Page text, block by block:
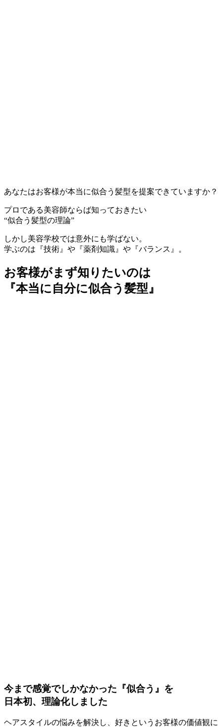
あなたはお客様が本当に似合う髪型を提案できていますか？
プロである美容師ならば知っておきたい
“似合う髪型の理論”
しかし美容学校では意外にも学ばない。
学ぶのは『技術』や『薬剤知識』や『バランス』。
お客様がまず知りたいのは
『本当に自分に似合う髪型』
今まで感覚でしかなかった『似合う』を
日本初、理論化しました
ヘアスタイルの悩みを解決し、好きというお客様の価値観に